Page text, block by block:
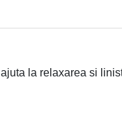
ajuta la relaxarea si